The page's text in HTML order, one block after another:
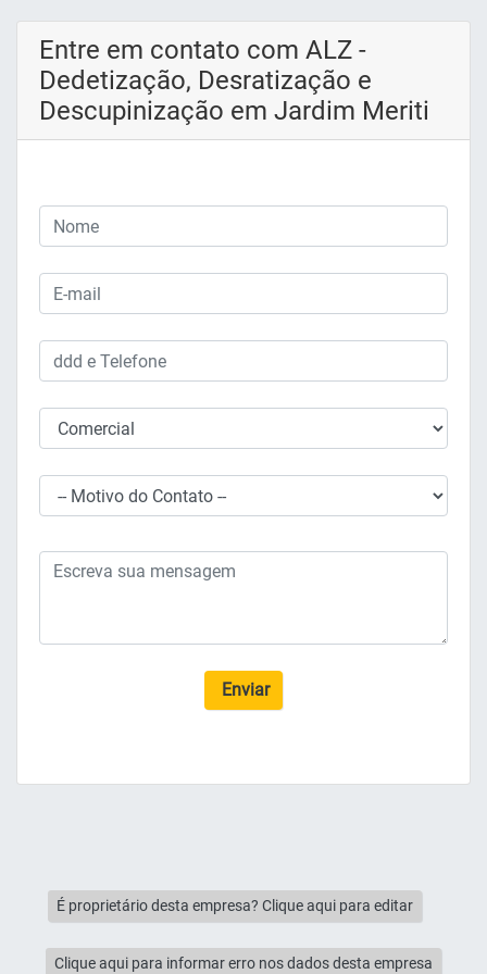
Entre em contato com ALZ -
Dedetização, Desratização e
Descupinização em Jardim Meriti
Enviar
É proprietário desta empresa? Clique aqui para editar
Clique aqui para informar erro nos dados desta empresa